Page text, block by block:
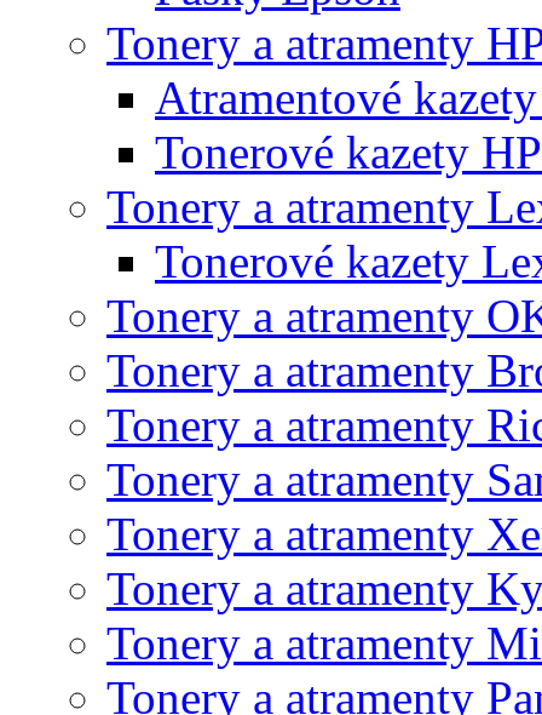
Tonery a atramenty
Atramentové
Tonerové kazety HP
Tonery a atramenty
Tonerové kazety
Tonery a atramenty
Tonery a atramenty
Tonery a atramenty
Tonery a atramenty
Tonery a atramenty
Tonery a atramenty
Tonery a atramenty
Tonery a atramenty